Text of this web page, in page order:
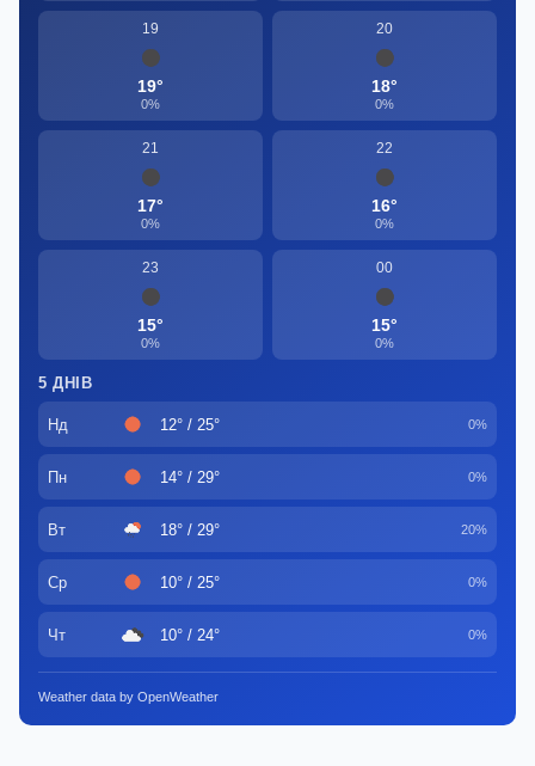
19
19°
0%
20
18°
0%
21
17°
0%
22
16°
0%
23
15°
0%
00
15°
0%
5 ДНІВ
Нд 12° / 25° 0%
Пн 14° / 29° 0%
Вт 18° / 29° 20%
Ср 10° / 25° 0%
Чт 10° / 24° 0%
Weather data by OpenWeather